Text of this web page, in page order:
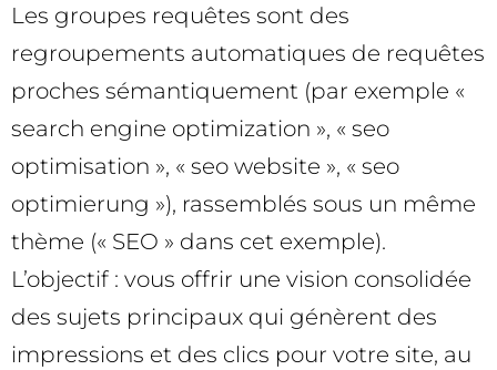
Les groupes requêtes sont des
regroupements automatiques de requêtes
proches sémantiquement (par exemple «
search engine optimization », « seo
optimisation », « seo website », « seo
optimierung »), rassemblés sous un même
thème (« SEO » dans cet exemple).
L’objectif : vous offrir une vision consolidée
des sujets principaux qui génèrent des
impressions et des clics pour votre site, au